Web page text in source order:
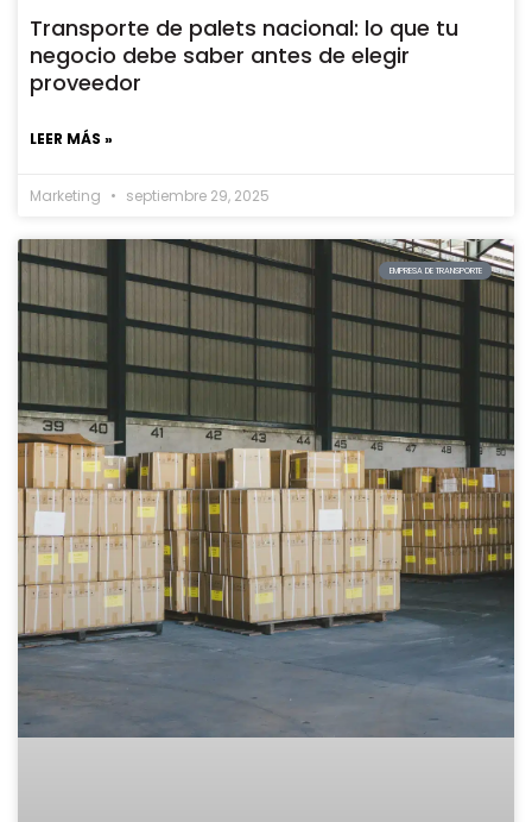
Transporte de palets nacional: lo que tu
negocio debe saber antes de elegir
proveedor
LEER MÁS »
Marketing septiembre 29, 2025
EMPRESA DE TRANSPORTE